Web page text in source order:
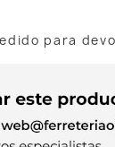
para